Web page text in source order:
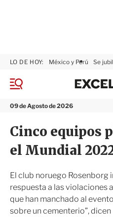
M
n
09 de Agosto de 2026
LO DE HOY: México y Perú Se
Cinco equipos
el Mundial
El club noruego Rosenborg
respuesta a las violaciones
que han manchado al
sobre un cementerio”, dicen